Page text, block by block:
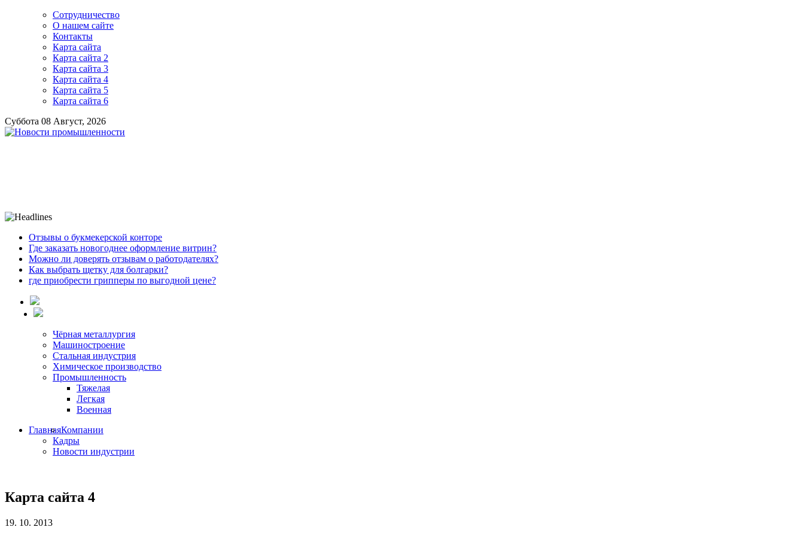
Сотрудничество
О нашем сайте
Контакты
Карта сайта
Карта сайта 2
Карта сайта 3
Карта сайта 4
Карта сайта 5
Карта сайта 6
Суббота 08 Август, 2026
Отзывы о букмекерской конторе
Где заказать новогоднее оформление витрин?
Можно ли доверять отзывам о работодателях?
Как выбрать щетку для болгарки?
где приобрести грипперы по выгодной цене?
Чёрная металлургия
Машиностроение
Стальная индустрия
Химическое производство
Промышленность
Тяжелая
Легкая
Военная
ГлавнаяКомпании
Кадры
Новости индустрии
Карта сайта 4
19. 10. 2013